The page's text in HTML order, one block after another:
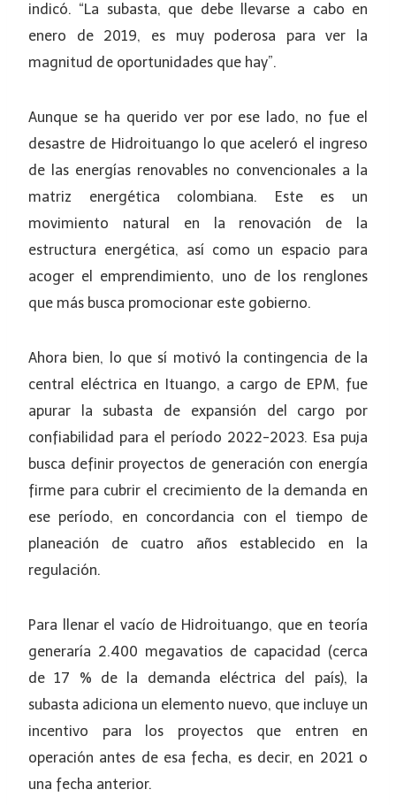
indicó. “La subasta, que debe llevarse a cabo en
enero de 2019, es muy poderosa para ver la
magnitud de oportunidades que hay”.
Aunque se ha querido ver por ese lado, no fue el
desastre de Hidroituango lo que aceleró el ingreso
de las energías renovables no convencionales a la
matriz energética colombiana. Este es un
movimiento natural en la renovación de la
estructura energética, así como un espacio para
acoger el emprendimiento, uno de los renglones
que más busca promocionar este gobierno.
Ahora bien, lo que sí motivó la contingencia de la
central eléctrica en Ituango, a cargo de EPM, fue
apurar la subasta de expansión del cargo por
confiabilidad para el período 2022-2023. Esa puja
busca definir proyectos de generación con energía
firme para cubrir el crecimiento de la demanda en
ese período, en concordancia con el tiempo de
planeación de cuatro años establecido en la
regulación.
Para llenar el vacío de Hidroituango, que en teoría
generaría 2.400 megavatios de capacidad (cerca
de 17 % de la demanda eléctrica del país), la
subasta adiciona un elemento nuevo, que incluye un
incentivo para los proyectos que entren en
operación antes de esa fecha, es decir, en 2021 o
una fecha anterior.